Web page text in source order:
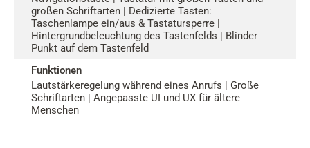
großen Schriftarten | Dedizierte Tasten:
Taschenlampe ein/aus & Tastatursperre |
Hintergrundbeleuchtung des Tastenfelds | Blinder
Punkt auf dem Tastenfeld
Funktionen
Lautstärkeregelung während eines Anrufs | Große
Schriftarten | Angepasste UI und UX für ältere
Menschen